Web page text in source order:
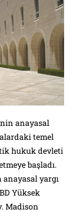
anayasal
temel
hukuk devleti
başladı.
yargı
Yüksek
Madison